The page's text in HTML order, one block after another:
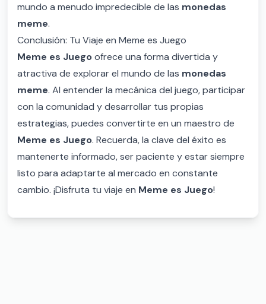
mundo a menudo impredecible de las monedas
meme.
Conclusión: Tu Viaje en Meme es Juego
Meme es Juegoofrece una forma divertida y
atractiva de explorar el mundo de las monedas
meme. Al entender la mecánica del juego, participar
con la comunidad y desarrollar tus propias
estrategias, puedes convertirte en un maestro de
Meme es Juego. Recuerda, la clave del éxito es
mantenerte informado, ser paciente y estar siempre
listo para adaptarte al mercado en constante
cambio. ¡Disfruta tu viaje en Meme es Juego!